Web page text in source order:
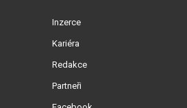
Inzerce
Kariéra
Redakce
Partneři